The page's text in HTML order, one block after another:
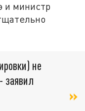
и министр
не
заявил